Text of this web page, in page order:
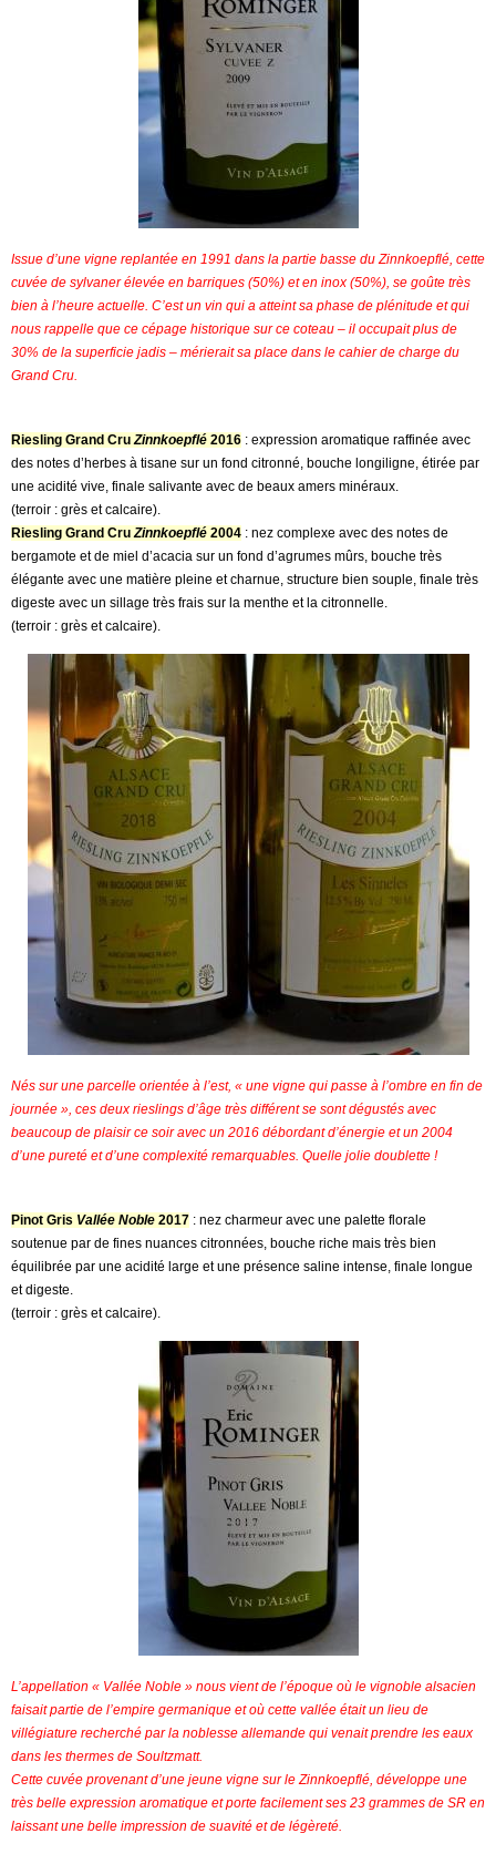
Issue d’une vigne replantée en 1991 dans la partie basse du Zinnkoepflé, cette
cuvée de sylvaner élevée en barriques (50%) et en inox (50%), se goûte très
bien à l’heure actuelle. C’est un vin qui a atteint sa phase de plénitude et qui
nous rappelle que ce cépage historique sur ce coteau – il occupait plus de
30% de la superficie jadis – mérierait sa place dans le cahier de charge du
Grand Cru.
Riesling Grand Cru Zinnkoepflé 2016 : expression aromatique raffinée avec
des notes d’herbes à tisane sur un fond citronné, bouche longiligne, étirée par
une acidité vive, finale salivante avec de beaux amers minéraux.
(terroir : grès et calcaire).
Riesling Grand Cru Zinnkoepflé 2004 : nez complexe avec des notes de
bergamote et de miel d’acacia sur un fond d’agrumes mûrs, bouche très
élégante avec une matière pleine et charnue, structure bien souple, finale très
digeste avec un sillage très frais sur la menthe et la citronnelle.
(terroir : grès et calcaire).
Nés sur une parcelle orientée à l’est, « une vigne qui passe à l’ombre en fin de
journée », ces deux rieslings d’âge très différent se sont dégustés avec
beaucoup de plaisir ce soir avec un 2016 débordant d’énergie et un 2004
d’une pureté et d’une complexité remarquables. Quelle jolie doublette !
Pinot Gris Vallée Noble 2017 : nez charmeur avec une palette florale
soutenue par de fines nuances citronnées, bouche riche mais très bien
équilibrée par une acidité large et une présence saline intense, finale longue
et digeste.
(terroir : grès et calcaire).
L’appellation « Vallée Noble » nous vient de l’époque où le vignoble alsacien
faisait partie de l’empire germanique et où cette vallée était un lieu de
villégiature recherché par la noblesse allemande qui venait prendre les eaux
dans les thermes de Soultzmatt.
Cette cuvée provenant d’une jeune vigne sur le Zinnkoepflé, développe une
très belle expression aromatique et porte facilement ses 23 grammes de SR en
laissant une belle impression de suavité et de légèreté.